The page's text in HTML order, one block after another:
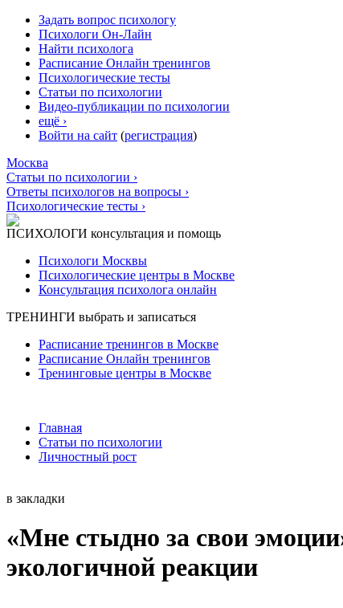
Задать вопрос психологу
Психологи Он-Лайн
Найти психолога
Расписание Онлайн тренингов
Психологические тесты
Статьи по психологии
Видео-публикации по психологии
ещё ›
Войти на сайт (регистрация)
Москва
Статьи по психологии ›
Ответы психологов на вопросы ›
Психологические тесты ›
ПСИХОЛОГИ консультация и помощь
Психологи Москвы
Психологические центры в Москве
Консультация психолога онлайн
ТРЕНИНГИ выбрать и записаться
Расписание тренингов в Москве
Расписание Онлайн тренингов
Тренинговые центры в Москве
Главная
Статьи по психологии
Личностный рост
в закладки
«Мне стыдно за свои
экологичной реакции